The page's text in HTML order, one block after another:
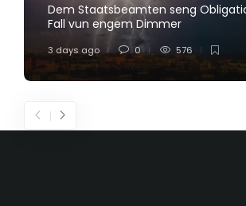
Dem Staatsbeamten seng
Fall vun engem Dimmer
3 days ago 0 576